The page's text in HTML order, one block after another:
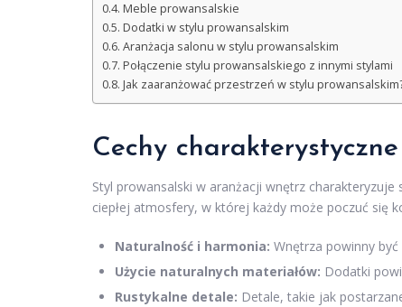
Meble prowansalskie
Dodatki w stylu prowansalskim
Aranżacja salonu w stylu prowansalskim
Połączenie stylu prowansalskiego z innymi stylami
Jak zaaranżować przestrzeń w stylu
Cechy
Styl prowansalski w aranżacji wnętrz charakteryzuje
ciepłej atmosfery, w której każdy może poczuć się
Naturalność i harmonia: Wnętrza powinny
Użycie naturalnych materiałów: Dodatki
Rustykalne detale: Detale, takie jak